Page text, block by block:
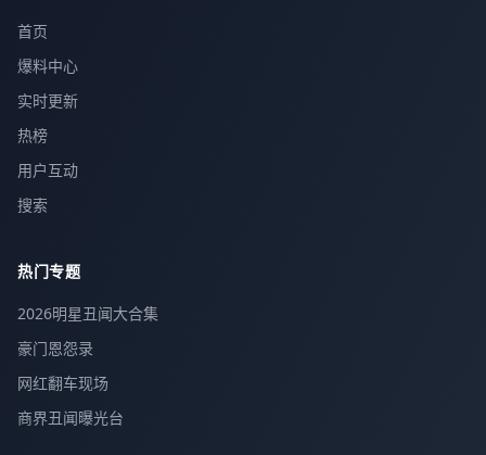
首页
爆料中心
实时更新
热榜
用户互动
搜索
热门专题
2026明星丑闻大合集
豪门恩怨录
网红翻车现场
商界丑闻曝光台